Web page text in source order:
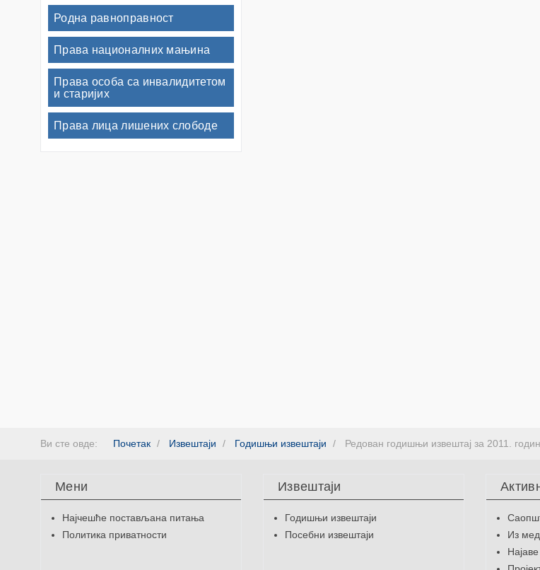
Родна равноправност
Права националних мањина
Права особа са инвалидитетом
и старијих
Права лица лишених слободе
Ви сте овде: Почетак Извештаји Годишњи извештаји Редован годишњи извештај за 2011.
Мени
Најчешће постављана питања
Политика приватности
Извештаји
Годишњи извештаји
Посебни извештаји
Из
Најаве